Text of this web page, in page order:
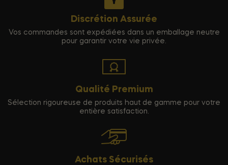
Discrétion Assurée
Vos commandes sont expédiées dans un emballage neutre
pour garantir votre vie privée.
Qualité Premium
Sélection rigoureuse de produits haut de gamme pour votre
entière satisfaction.
Achats Sécurisés